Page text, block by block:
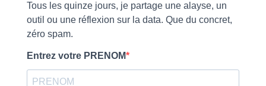
Tous les quinze jours, je partage une alayse, un
outil ou une réflexion sur la data. Que du concret,
zéro spam.
Entrez votre PRENOM